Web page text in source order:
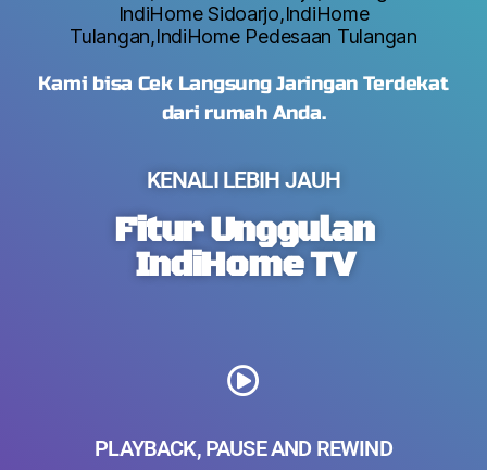
Kami bisa Cek Langsung Jaringan Terdekat
dari rumah Anda.
KENALI LEBIH JAUH
Fitur Unggulan
IndiHome TV
PLAYBACK, PAUSE AND REWIND